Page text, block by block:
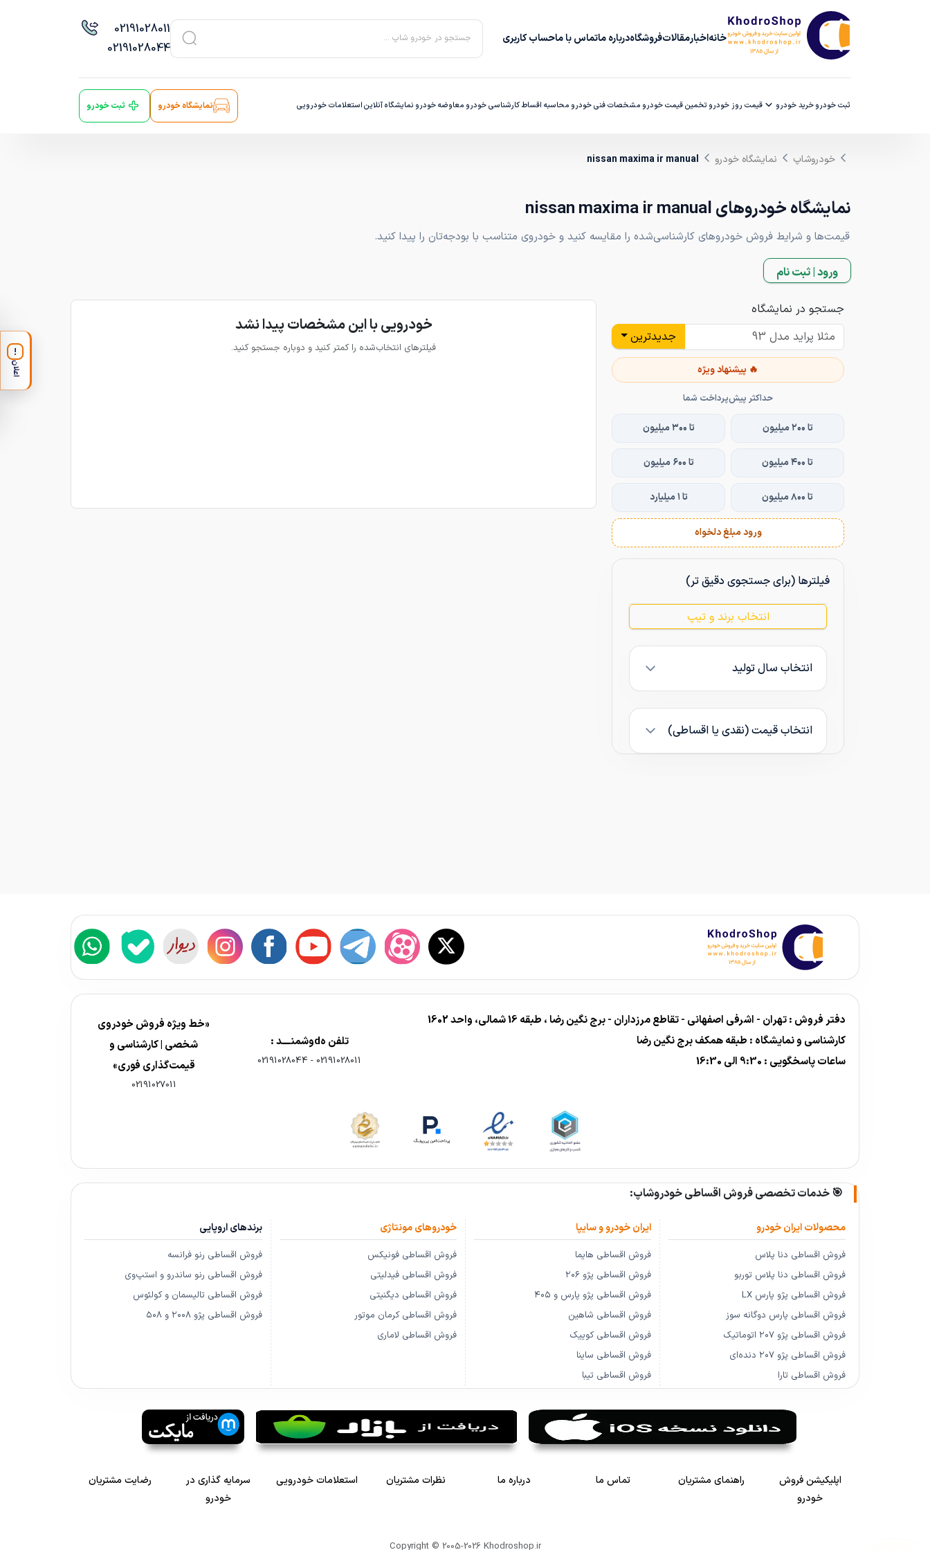
خانهاخبارمقالاتفروشگاهدرباره‌ ماتماس با ماحساب کاربری جستجو در خودرو شاپ ...
02191028011
02191028044
ثبت خودروخرید خودرو قیمت روز خودرو تخمین قیمت خودرو مشخصات فنی خودرو محاسبه اقساطکارشناسی خودرو معاوضه خودرو نمایشگاه آنلایناستعلامات خودرویی نمایشگاه خودرو ثبت خودرو
خودروشاپ نمایشگاه خودرو nissan maxima ir manual
نمایشگاه خودروهای nissan maxima ir manual
قیمت‌ها و شرایط فروش خودروهای کارشناسی‌شده را مقایسه کنید و خودروی متناسب با بودجه‌تان را پیدا کنید.
ورود | ثبت نام
جستجو در نمایشگاه
جدیدترین
🔥 پیشنهاد ویژه
حداکثر پیش‌پرداخت شما
تا ۲۰۰ میلیون تا ۳۰۰ میلیون
تا ۴۰۰ میلیون تا ۶۰۰ میلیون
تا ۸۰۰ میلیون تا ۱ میلیارد
ورود مبلغ دلخواه
فیلترها (برای جستجوی دقیق تر)
انتخاب برند و تیپ
انتخاب سال تولید
انتخاب قیمت (نقدی یا اقساطی)
خودرویی با این مشخصات پیدا نشد
فیلترهای انتخاب‌شده را کمتر کنید و دوباره جستجو کنید.
دفتر فروش : تهران - اشرفی اصفهانی - تقاطع مرزداران - برج نگین رضا ، طبقه 16 شمالی، واحد 1602
کارشناسی و نمایشگاه : طبقه همکف برج نگین رضا
ساعات پاسخگویی : 9:30 الی 16:30
تلفن هdوشمنــــد :
02191028011
-
02191028044
«خط ویژه فروش خودروی
شخصی | کارشناسی و
قیمت‌گذاری فوری»
02191027011
🎯 خدمات تخصصی فروش اقساطی خودروشاپ:
محصولات ایران خودرو
فروش اقساطی دنا پلاس
فروش اقساطی دنا پلاس توربو
فروش اقساطی پژو پارس LX
فروش اقساطی پارس دوگانه سوز
فروش اقساطی پژو ۲۰۷ اتوماتیک
فروش اقساطی پژو ۲۰۷ دنده‌ای
فروش اقساطی تارا
ایران خودرو و سایپا
فروش اقساطی هایما
فروش اقساطی پژو ۲۰۶
فروش اقساطی پژو پارس و ۴۰۵
فروش اقساطی شاهین
فروش اقساطی کوییک
فروش اقساطی ساینا
فروش اقساطی تیبا
خودروهای مونتاژی
فروش اقساطی فونیکس
فروش اقساطی فیدلیتی
فروش اقساطی دیگنیتی
فروش اقساطی کرمان موتور
فروش اقساطی لاماری
برندهای اروپایی
فروش اقساطی رنو فرانسه
فروش اقساطی رنو ساندرو و استپ‌وی
فروش اقساطی تالیسمان و کولئوس
فروش اقساطی پژو ۲۰۰۸ و ۵۰۸
اپلیکیشن فروش
خودرو
راهنمای مشتریان تماس ما درباره ما نظرات مشتریان استعلامات خودرویی
سرمایه گذاری در
خودرو
رضایت مشتریان
Copyright © 2005-2026 Khodroshop.ir
!
اعلان